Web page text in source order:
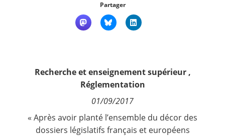
Contact
Partager
Recherche et enseignement supérieur,
Réglementation
01/09/2017
« Après avoir planté l’ensemble du décor des
dossiers législatifs français et européens